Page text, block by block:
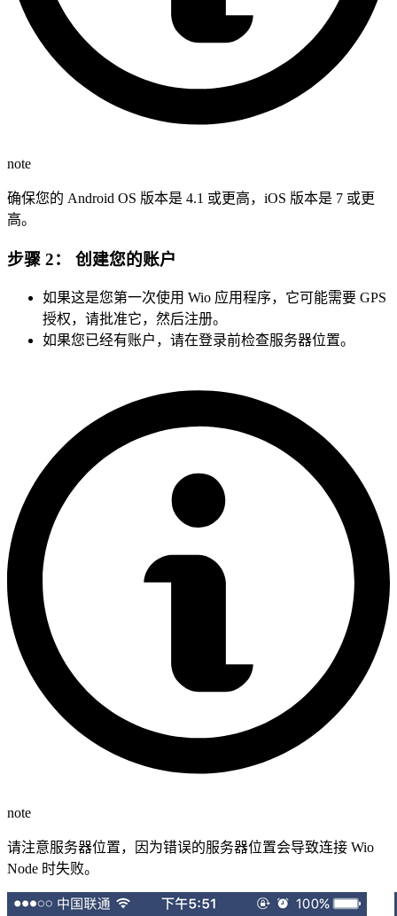
note
确保您的 Android OS 版本是 4.1 或更高，iOS 版本是 7 或更
高。
步骤 2： 创建您的账户
如果这是您第一次使用 Wio 应用程序，它可能需要 GPS
授权，请批准它，然后注册。
如果您已经有账户，请在登录前检查服务器位置。
note
请注意服务器位置，因为错误的服务器位置会导致连接 Wio
Node 时失败。